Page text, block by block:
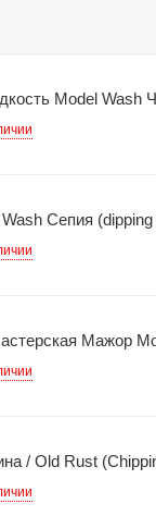
Model Wash
Сепия
Мажор
/ Old Rust